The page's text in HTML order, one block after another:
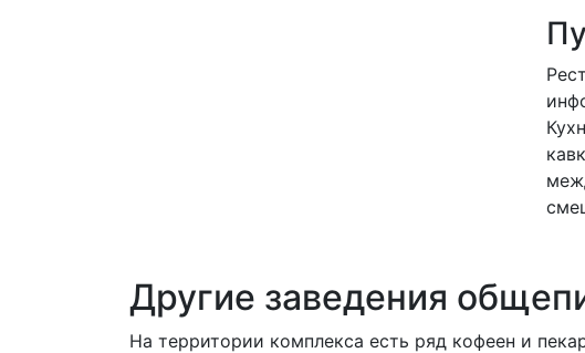
Другие заведения
На территории комплекса есть ряд кофеен и